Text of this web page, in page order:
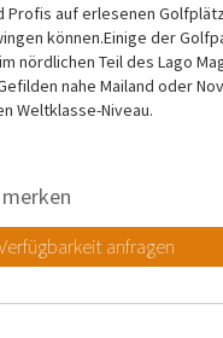
Profis auf erlesenen
können.Einige der
nördlichen Teil des Lago
nahe Mailand oder
Weltklasse-Niveau.
anfragen